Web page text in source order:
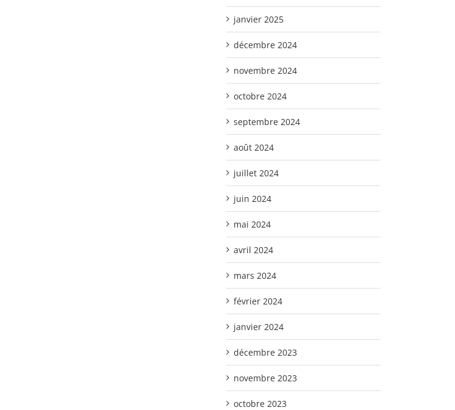
janvier 2025
décembre 2024
novembre 2024
octobre 2024
septembre 2024
août 2024
juillet 2024
juin 2024
mai 2024
avril 2024
mars 2024
février 2024
janvier 2024
décembre 2023
novembre 2023
octobre 2023